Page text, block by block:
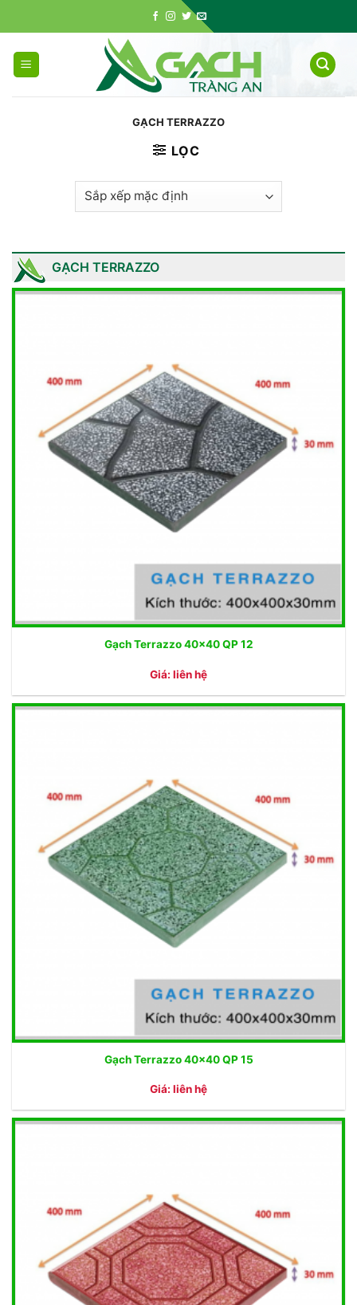
to
content
GẠCH TERRAZZO
LỌC
GẠCH TERRAZZO
Gạch Terrazzo 40×40 QP 12
Giá: liên hệ
Gạch Terrazzo 40×40 QP 15
Giá: liên hệ